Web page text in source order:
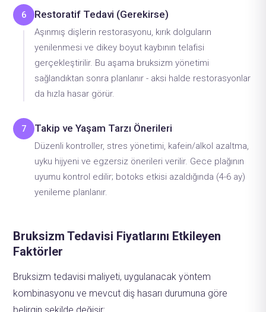
6 Restoratif Tedavi (Gerekirse)
Aşınmış dişlerin restorasyonu, kırık dolguların
yenilenmesi ve dikey boyut kaybının telafisi
gerçekleştirilir. Bu aşama bruksizm yönetimi
sağlandıktan sonra planlanır - aksi halde restorasyonlar
da hızla hasar görür.
7 Takip ve Yaşam Tarzı Önerileri
Düzenli kontroller, stres yönetimi, kafein/alkol azaltma,
uyku hijyeni ve egzersiz önerileri verilir. Gece plağının
uyumu kontrol edilir; botoks etkisi azaldığında (4-6 ay)
yenileme planlanır.
Bruksizm Tedavisi Fiyatlarını Etkileyen
Faktörler
Bruksizm tedavisi maliyeti, uygulanacak yöntem
kombinasyonu ve mevcut diş hasarı durumuna göre